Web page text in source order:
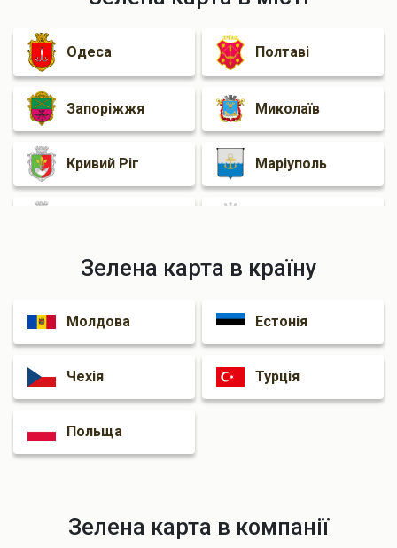
Одеса Полтаві
Запоріжжя Миколаїв
Кривий Ріг Маріуполь
Рівному Кам'янське
Краматорськ
Зелена карта в країну
Молдова Естонія
Чехія Турція
Польща
Зелена карта в компанії